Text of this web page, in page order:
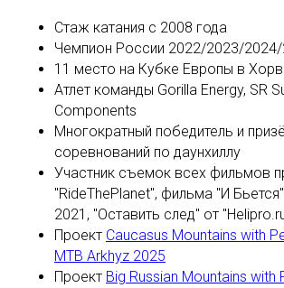
Стаж катания с 2008 года
Чемпион России 2022/2023/
11 место на Кубке Европы в
Атлет команды Gorilla Energy, SR
Components
Многократный победитель и
соревнований по даунхиллу
Участник съемок всех фильмов
"RideThePlanet", фильма "И
2021, "Оставить след" от
Проект Caucasus Mountains with
MTB Arkhyz 2025
Проект Big Russian Mountains with